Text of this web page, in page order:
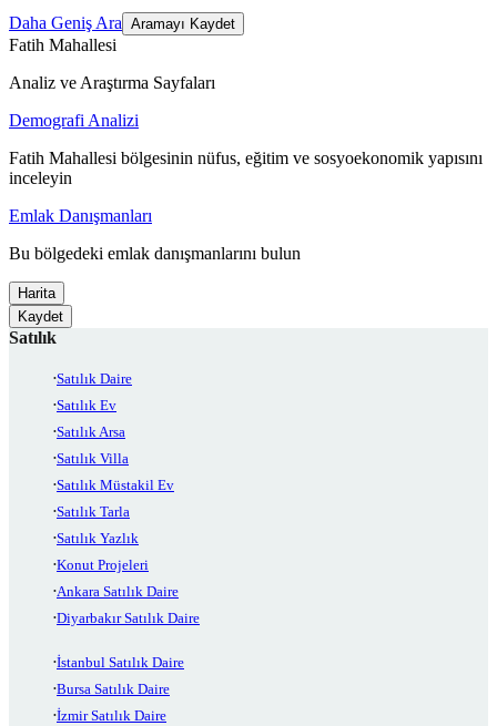
Daha Geniş Ara Aramayı Kaydet
Fatih Mahallesi
Analiz ve Araştırma Sayfaları
Demografi Analizi
Fatih Mahallesi bölgesinin nüfus, eğitim ve sosyoekonomik yapısını
inceleyin
Emlak Danışmanları
Bu bölgedeki emlak danışmanlarını bulun
Harita
Kaydet
Satılık
Satılık Daire
Satılık Ev
Satılık Arsa
Satılık Villa
Satılık Müstakil Ev
Satılık Tarla
Satılık Yazlık
Konut Projeleri
Ankara Satılık Daire
Diyarbakır Satılık Daire
İstanbul Satılık Daire
Bursa Satılık Daire
İzmir Satılık Daire